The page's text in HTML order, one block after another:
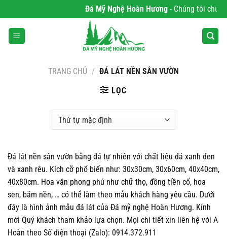
qua
nội
dung
Đá Mỹ Nghệ Hoàn Hương- Chúng tôi chuyên
TRANG CHỦ / ĐÁ LÁT NỀN SÂN VƯỜN
LỌC
Đá lát nền sân vườn bằng đá tự nhiên với chất liệu đá xanh đen
và xanh rêu. Kích cỡ phổ biến như: 30x30cm, 30x60cm, 40x40cm,
40x80cm. Hoa văn phong phú như chữ thọ, đồng tiền cổ, hoa
sen, băm nền, … có thể làm theo mẫu khách hàng yêu cầu. Dưới
đây là hình ảnh mẫu đá lát của Đá mỹ nghệ Hoàn Hương. Kính
mới Quý khách tham khảo lựa chọn. Mọi chi tiết xin liên hệ với A
Hoàn theo Số điện thoại (Zalo): 0914.372.911